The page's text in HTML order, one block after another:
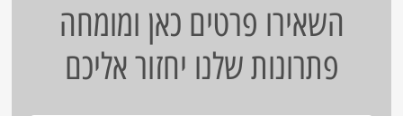
השאירו פרטים כאן ומומחה
פתרונות שלנו יחזור אליכם